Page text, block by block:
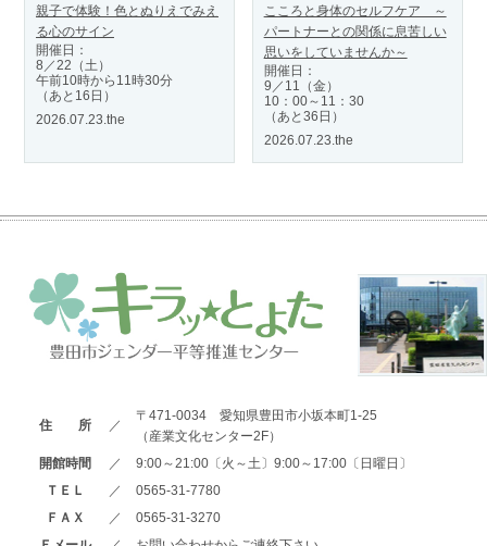
親子で体験！色とぬりえでみえ
る心のサイン
開催日：
8／22（土）
午前10時から11時30分
（あと16日）
2026.07.23.the
こころと身体のセルフケア ～
パートナーとの関係に息苦しい
思いをしていませんか～
開催日：
9／11（金）
10：00～11：30
（あと36日）
2026.07.23.the
住 所 ／
〒471-0034 愛知県豊田市小坂本町1-25
（産業文化センター2F）
開館時間
／
9:00～21:00〔火～土〕9:00～17:00〔日曜日〕
ＴＥＬ
／
0565-31-7780
ＦＡＸ
／
0565-31-3270